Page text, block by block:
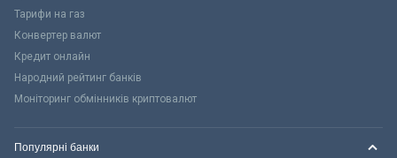
Тарифи на газ
Конвертер валют
Кредит онлайн
Народний рейтинг банків
Моніторинг обмінників криптовалют
Популярні банки